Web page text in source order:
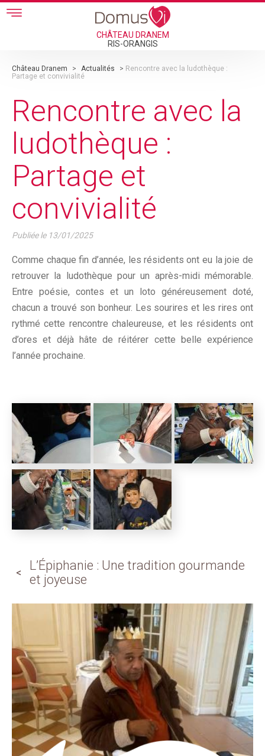
Skip to main content
CHÂTEAU DRANEM
RIS-ORANGIS
Château Dranem > Actualités > Rencontre avec la ludothèque :
Partage et convivialité
Rencontre avec la
ludothèque :
Partage et
convivialité
Publiée le 13/01/2025
Comme chaque fin d’année, les résidents ont eu la joie de
retrouver la ludothèque pour un après-midi mémorable.
Entre poésie, contes et un loto généreusement doté,
chacun a trouvé son bonheur. Les sourires et les rires ont
rythmé cette rencontre chaleureuse, et les résidents ont
d’ores et déjà hâte de réitérer cette belle expérience
l’année prochaine.
L’Épiphanie : Une tradition gourmande
et joyeuse